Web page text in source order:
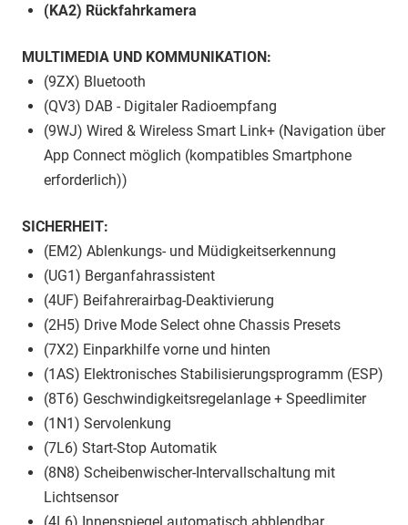
(KA2) Rückfahrkamera
MULTIMEDIA UND KOMMUNIKATION:
(9ZX) Bluetooth
(QV3) DAB - Digitaler Radioempfang
(9WJ) Wired & Wireless Smart Link+ (Navigation über
App Connect möglich (kompatibles Smartphone
erforderlich))
SICHERHEIT:
(EM2) Ablenkungs- und Müdigkeitserkennung
(UG1) Berganfahrassistent
(4UF) Beifahrerairbag-Deaktivierung
(2H5) Drive Mode Select ohne Chassis Presets
(7X2) Einparkhilfe vorne und hinten
(1AS) Elektronisches Stabilisierungsprogramm (ESP)
(8T6) Geschwindigkeitsregelanlage + Speedlimiter
(1N1) Servolenkung
(7L6) Start-Stop Automatik
(8N8) Scheibenwischer-Intervallschaltung mit
Lichtsensor